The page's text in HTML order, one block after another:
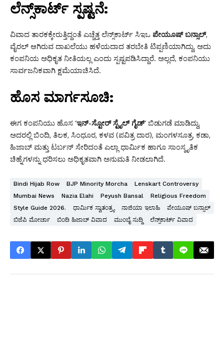
ಲೆನ್ಸ್‌ಕಾರ್ಟ್ ಸ್ಪಷ್ಟನೆ:
ವಿವಾದ ತಾರಕಕ್ಕೇರುತ್ತಿದ್ದಂತೆ ಎಚ್ಚೆತ್ತ ಲೆನ್ಸ್‌ಕಾರ್ಟ್ ಸಿಇಒ ಪೇಯೂಷ್ ಬನ್ಸಾಲ್,
ವೈರಲ್ ಆಗಿರುವ ದಾಖಲೆಯು ಹಳೆಯದಾದ ತರಬೇತಿ ಟಿಪ್ಪಣಿಯಾಗಿದ್ದು, ಅದು
ಕಂಪನಿಯ ಅಧಿಕೃತ ನೀತಿಯಲ್ಲ ಎಂದು ಸ್ಪಷ್ಟಪಡಿಸಿದ್ದಾರೆ. ಅಲ್ಲದೆ, ಕಂಪನಿಯು
ಸಾರ್ವಜನಿಕವಾಗಿ ಕ್ಷಮೆಯಾಚಿಸಿದೆ.
ಹೊಸ ಮಾರ್ಗಸೂಚಿ:
ಈಗ ಕಂಪನಿಯು ಹೊಸ ‘ಇನ್-ಸ್ಟೋರ್ ಸ್ಟೈಲ್ ಗೈಡ್’ ಬಿಡುಗಡೆ ಮಾಡಿದ್ದು,
ಅದರಲ್ಲಿ ಬಿಂದಿ, ತಿಲಕ, ಸಿಂಧೂರ, ಕಳವ (ಪವಿತ್ರ ದಾರ), ಮಂಗಳಸೂತ್ರ, ಕಡಾ,
ಹಿಜಾಬ್ ಮತ್ತು ಟರ್ಬನ್ ಸೇರಿದಂತೆ ಎಲ್ಲಾ ಧಾರ್ಮಿಕ ಹಾಗೂ ಸಾಂಸ್ಕೃತಿಕ
ಚಿಹ್ನೆಗಳನ್ನು ಧರಿಸಲು ಅಧಿಕೃತವಾಗಿ ಅನುಮತಿ ನೀಡಲಾಗಿದೆ.
Bindi Hijab Row BJP Minority Morcha
Lenskart Controversy
Mumbai News
Nazia Elahi Peyush Bansal
Religious Freedom
Style Guide 2026.
ಧಾರ್ಮಿಕ ಸ್ವಾತಂತ್ರ್ಯ ನಾಜಿಯಾ ಇಲಾಹಿ
ಪೇಯೂಷ್ ಬನ್ಸಾಲ್
ಬಿಜೆಪಿ ಮೋರ್ಚಾ
ಬಿಂದಿ ಹಿಜಾಬ್ ವಿವಾದ ಮುಂಬೈ ಸುದ್ದಿ ಲೆನ್ಸ್‌ಕಾರ್ಟ್ ವಿವಾದ